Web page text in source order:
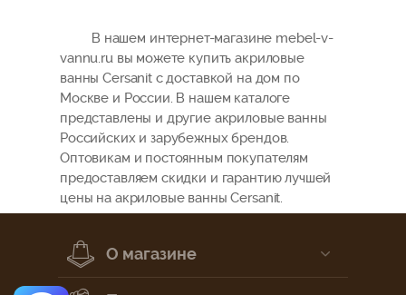
В нашем интернет-магазине mebel-v-
vannu.ru вы можете купить акриловые
ванны Cersanit с доставкой на дом по
Москве и России. В нашем каталоге
представлены и другие акриловые ванны
Российских и зарубежных брендов.
Оптовикам и постоянным покупателям
предоставляем скидки и гарантию лучшей
цены на акриловые ванны Cersanit.
О магазине